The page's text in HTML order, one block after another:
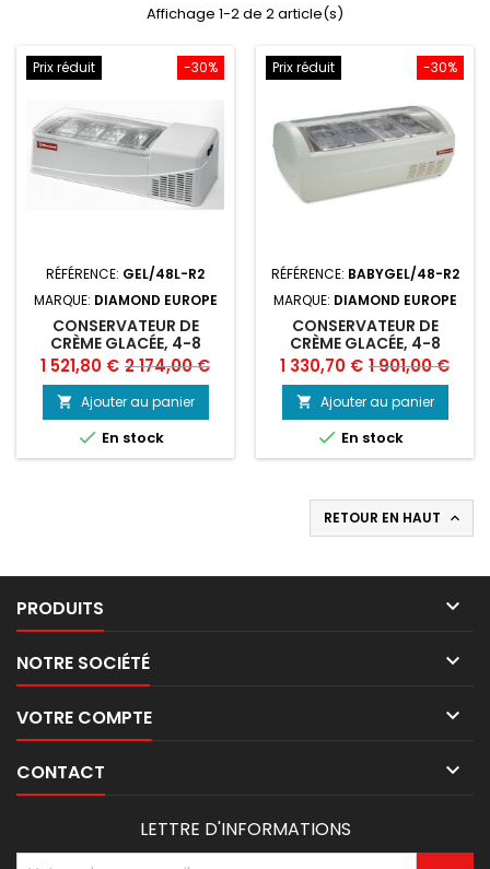
Affichage 1-2 de 2 article(s)
-30%
Prix réduit
RÉFÉRENCE: GEL/48L-R2
MARQUE: DIAMOND EUROPE
CONSERVATEUR DE
CRÈME GLACÉE, 4-8
GOÛTS "WHITE"
Prix
1 521,80 € Prix
de
base
2 174,00 €
 Ajouter au panier
 En stock
-30%
Prix réduit
RÉFÉRENCE: BABYGEL/48-R2
MARQUE: DIAMOND EUROPE
CONSERVATEUR DE
CRÈME GLACÉE, 4-8
GOÛTS "WHITE"
Prix
1 330,70 € Prix
de
base
1 901,00 €
 Ajouter au panier
 En stock
RETOUR EN HAUT 
PRODUITS 
NOTRE SOCIÉTÉ 
VOTRE COMPTE 
CONTACT 
LETTRE D'INFORMATIONS